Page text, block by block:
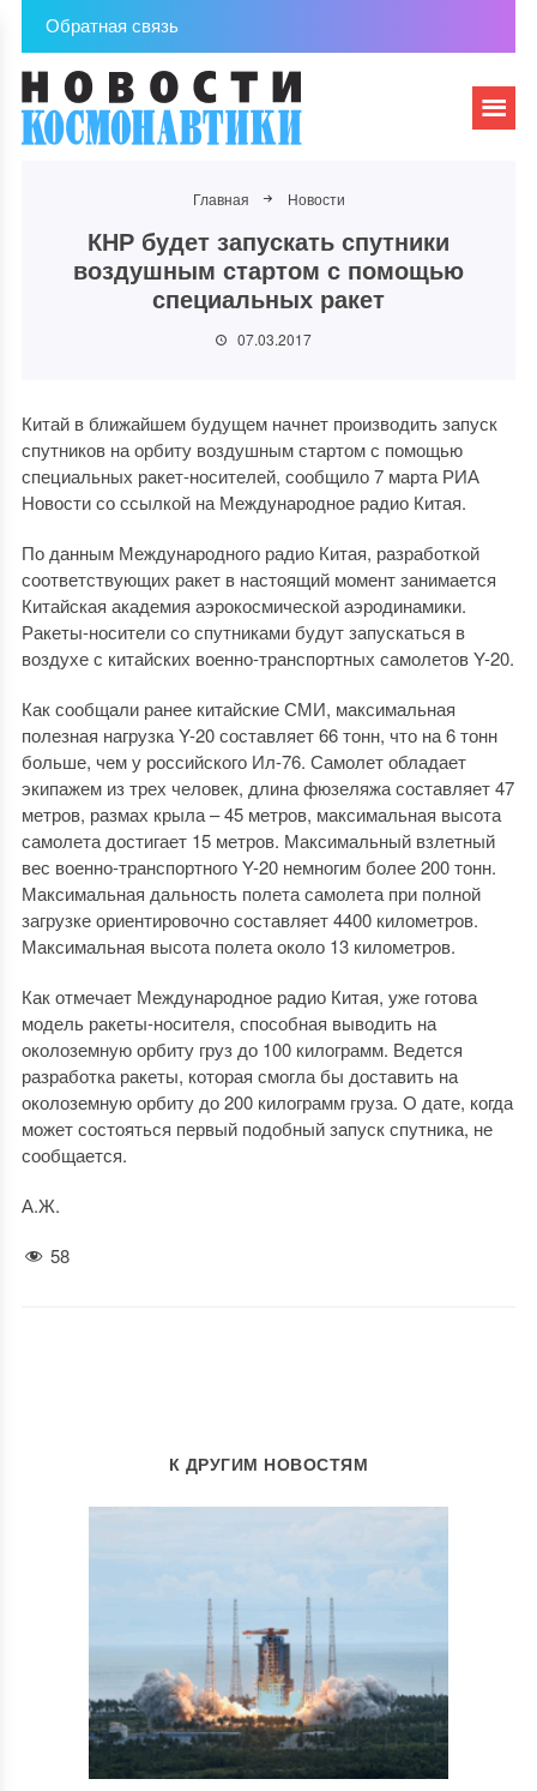
Обратная связь
Главная Новости
КНР будет запускать спутники
воздушным стартом с помощью
специальных ракет
07.03.2017
Китай в ближайшем будущем начнет производить запуск
спутников на орбиту воздушным стартом с помощью
специальных ракет-носителей, сообщило 7 марта РИА
Новости со ссылкой на Международное радио Китая.
По данным Международного радио Китая, разработкой
соответствующих ракет в настоящий момент занимается
Китайская академия аэрокосмической аэродинамики.
Ракеты-носители со спутниками будут запускаться в
воздухе с китайских военно-транспортных самолетов Y-20.
Как сообщали ранее китайские СМИ, максимальная
полезная нагрузка Y-20 составляет 66 тонн, что на 6 тонн
больше, чем у российского Ил-76. Самолет обладает
экипажем из трех человек, длина фюзеляжа составляет 47
метров, размах крыла – 45 метров, максимальная высота
самолета достигает 15 метров. Максимальный взлетный
вес военно-транспортного Y-20 немногим более 200 тонн.
Максимальная дальность полета самолета при полной
загрузке ориентировочно составляет 4400 километров.
Максимальная высота полета около 13 километров.
Как отмечает Международное радио Китая, уже готова
модель ракеты-носителя, способная выводить на
околоземную орбиту груз до 100 килограмм. Ведется
разработка ракеты, которая смогла бы доставить на
околоземную орбиту до 200 килограмм груза. О дате, когда
может состояться первый подобный запуск спутника, не
сообщается.
А.Ж.
58
К ДРУГИМ НОВОСТЯМ